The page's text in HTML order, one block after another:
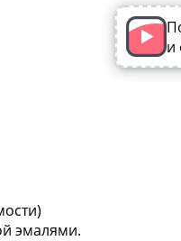
эмалями.
и